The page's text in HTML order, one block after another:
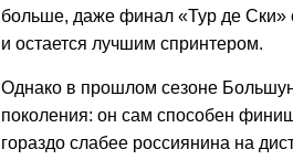
больше, даже финал «Тур де Ски»
и остается лучшим спринтером.
Однако в прошлом сезоне
поколения: он сам способен
гораздо слабее россиянина на